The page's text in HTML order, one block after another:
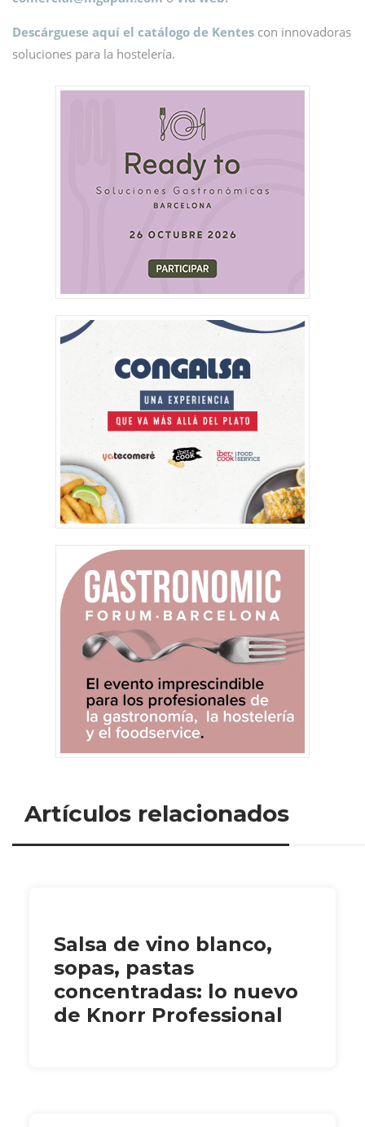
Descárguese aquí el catálogo de Kentes con innovadoras
soluciones para la hostelería.
Artículos relacionados
Salsa de vino blanco,
sopas, pastas
concentradas: lo nuevo
de Knorr Professional